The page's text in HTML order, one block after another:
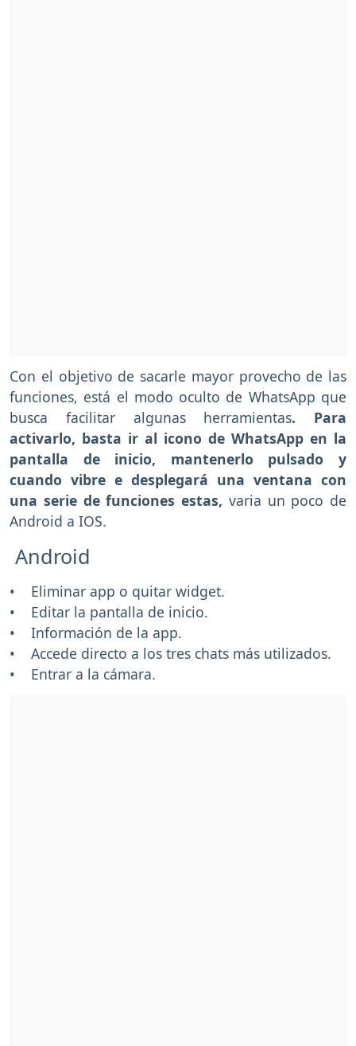
Con el objetivo de sacarle mayor provecho de las
funciones, está el modo oculto de WhatsApp que
busca facilitar algunas herramientas. Para
activarlo, basta ir al icono de WhatsApp en la
pantalla de inicio, mantenerlo pulsado y
cuando vibre e desplegará una ventana con
una serie de funciones estas, varia un poco de
Android a IOS.
Android
• Eliminar app o quitar widget.
• Editar la pantalla de inicio.
• Información de la app.
• Accede directo a los tres chats más utilizados.
• Entrar a la cámara.